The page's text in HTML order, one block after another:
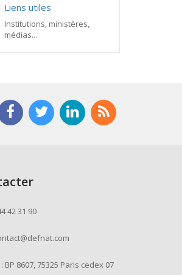
Liens utiles
Institutions, ministères,
médias...
42 31 90
BP 8607, 75325 Paris cedex 07